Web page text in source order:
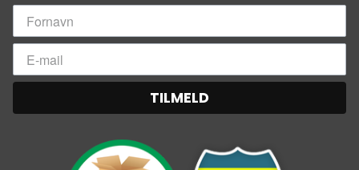
TILMELD